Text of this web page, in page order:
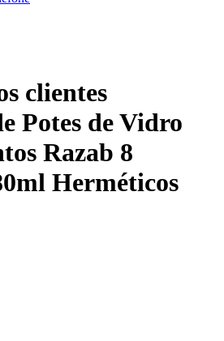
clientes
Potes de Vidro
Razab 8
Herméticos